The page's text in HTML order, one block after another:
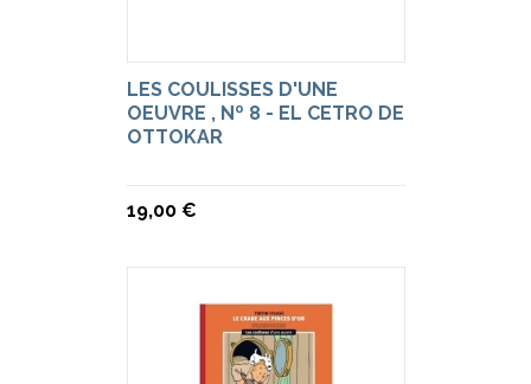
LES COULISSES D'UNE
OEUVRE , Nº 8 - EL CETRO DE
OTTOKAR
19,00 €